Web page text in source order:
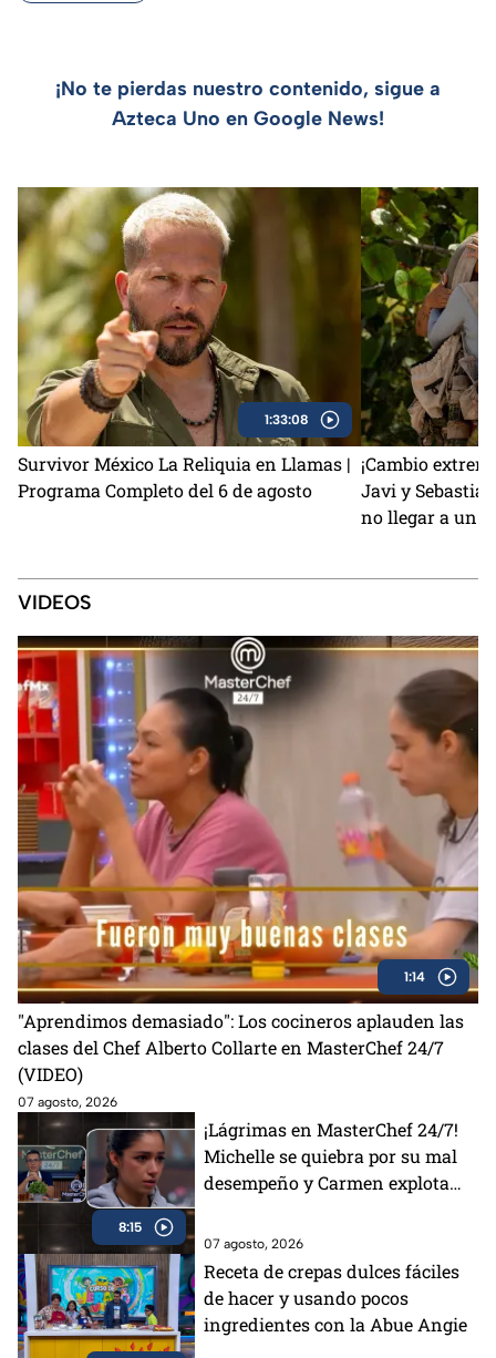
¡No te pierdas nuestro contenido, sigue a
Azteca Uno en Google News!
1:33:08
Survivor México La Reliquia en Llamas |
Programa Completo del 6 de agosto
¡Cambio
Javi y
no llegar a un
VIDEOS
1:14
"Aprendimos demasiado": Los cocineros aplauden las
clases del Chef Alberto Collarte en MasterChef 24/7
(VIDEO)
07 agosto, 2026
8:15
¡Lágrimas en MasterChef 24/7!
Michelle se quiebra por su mal
desempeño y Carmen explota
07 agosto, 2026
Receta de crepas dulces fáciles
de hacer y usando pocos
ingredientes con la Abue Angie